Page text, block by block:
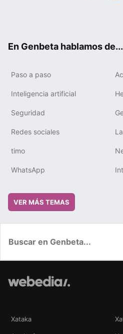
En Genbeta hablamos de...
Paso a paso
Inteligencia artificial
Seguridad
Redes sociales
timo
WhatsApp
VER MÁS TEMAS
Xataka